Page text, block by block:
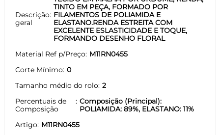
Descrição
geral
TINTO EM PEÇA, FORMADO POR
FILAMENTOS DE POLIAMIDA E
ELASTANO.RENDA ESTREITA COM
EXCELENTE ESLASTICIDADE E TOQUE,
FORMANDO DESENHO FLORAL
Material Ref p/Preço M11RN0455
Corte Mínimo 0
Tamanho médio do rolo 2
Percentuais de
Composição
Composição (Principal):
POLIAMIDA: 89%, ELASTANO: 11%
Artigo M11RN0455